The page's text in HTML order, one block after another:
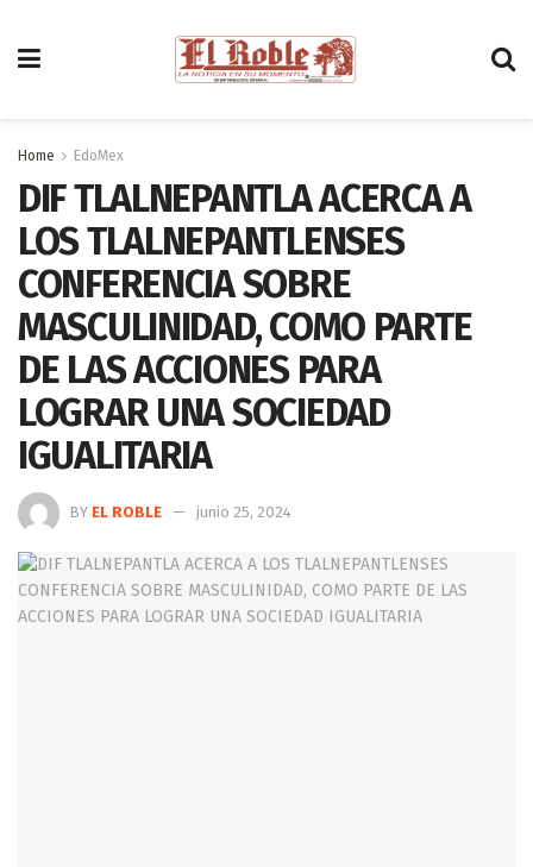
Home EdoMex
DIF TLALNEPANTLA ACERCA A
LOS TLALNEPANTLENSES
CONFERENCIA SOBRE
MASCULINIDAD, COMO PARTE
DE LAS ACCIONES PARA
LOGRAR UNA SOCIEDAD
IGUALITARIA
BY EL ROBLE junio 25, 2024